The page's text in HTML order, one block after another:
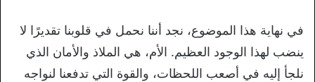
في نهاية هذا الموضوع، نجد أننا نحمل في قلوبنا تقديرًا لا
ينضب لهذا الوجود العظيم. الأم، هي الملاذ والأمان الذي
نلجأ إليه في أصعب اللحظات، والقوة التي تدفعنا لنواجه